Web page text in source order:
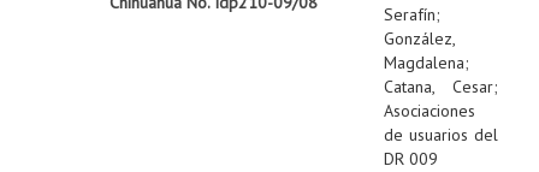
Serafín;
González,
Magdalena;
Catana, Cesar;
Asociaciones
de usuarios del
DR 009